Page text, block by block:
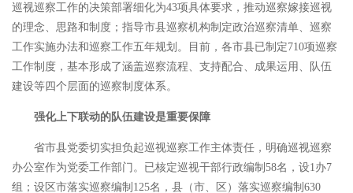
巡视巡察工作的决策部署细化为43项具体要求，推动巡察嫁接巡视
的理念、思路和制度；指导市县巡察机构制定政治巡察清单、巡察
工作实施办法和巡察工作五年规划。目前，各市县已制定710项巡察
工作制度，基本形成了涵盖巡察流程、支持配合、成果运用、队伍
建设等四个层面的巡察制度体系。
强化上下联动的队伍建设是重要保障
省市县党委切实担负起巡视巡察工作主体责任，明确巡视巡察
办公室作为党委工作部门。已核定巡视干部行政编制58名，设1办7
组；设区市落实巡察编制125名，县（市、区）落实巡察编制630